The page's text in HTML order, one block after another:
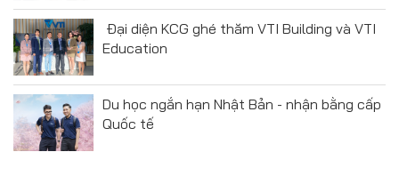
Đại diện KCG ghé thăm VTI Building và VTI
Education
Du học ngắn hạn Nhật Bản - nhận bằng cấp
Quốc tế